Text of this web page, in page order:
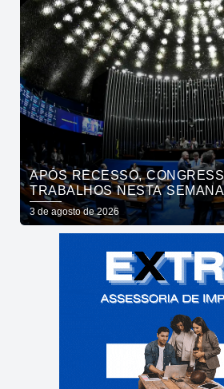
APÓS RECESSO,
TRABALHOS NESTA SEMANA
3 de agosto de 2026